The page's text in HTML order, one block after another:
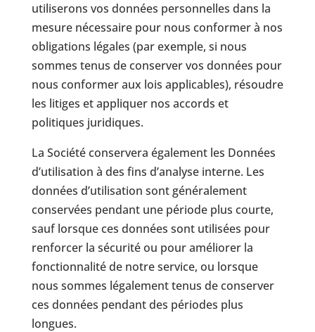
utiliserons vos données personnelles dans la
mesure nécessaire pour nous conformer à nos
obligations légales (par exemple, si nous
sommes tenus de conserver vos données pour
nous conformer aux lois applicables), résoudre
les litiges et appliquer nos accords et
politiques juridiques.
La Société conservera également les Données
d’utilisation à des fins d’analyse interne. Les
données d’utilisation sont généralement
conservées pendant une période plus courte,
sauf lorsque ces données sont utilisées pour
renforcer la sécurité ou pour améliorer la
fonctionnalité de notre service, ou lorsque
nous sommes légalement tenus de conserver
ces données pendant des périodes plus
longues.